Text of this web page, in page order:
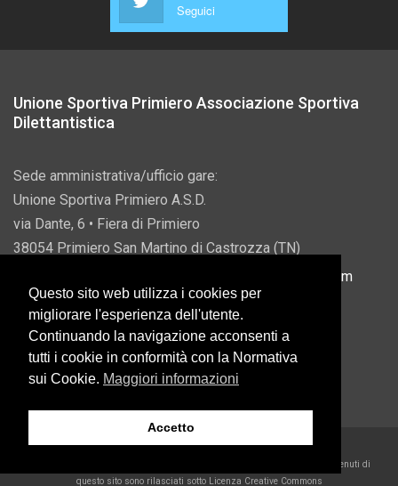
Seguici
Unione Sportiva Primiero Associazione Sportiva
Dilettantistica
Sede amministrativa/ufficio gare:
Unione Sportiva Primiero A.S.D.
via Dante, 6 • Fiera di Primiero
38054 Primiero San Martino di Castrozza (TN)
info@usprimiero.com
Vantaggi da Pubblica Amministrazione
Eccetto dove diversamente specificato, i contenuti di
questo sito sono rilasciati sotto Licenza Creative Commons
Questo sito web utilizza i cookies per
migliorare l'esperienza dell'utente.
Continuando la navigazione acconsenti a
tutti i cookie in conformità con la Normativa
sui Cookie. Maggiori informazioni
Accetto